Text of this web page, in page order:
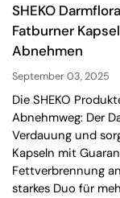
SHEKO
Fatburner
Abnehmen
September 03, 2025
Die SHEKO
Abnehmweg: Der
Verdauung und
Kapseln mit
Fettverbrennung
starkes Duo für